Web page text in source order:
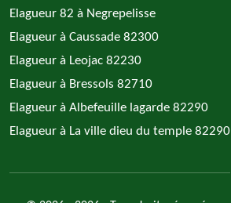
Elagueur 82 à Negrepelisse
Elagueur à Caussade 82300
Elagueur à Leojac 82230
Elagueur à Bressols 82710
Elagueur à Albefeuille lagarde 82290
Elagueur à La ville dieu du temple 82290